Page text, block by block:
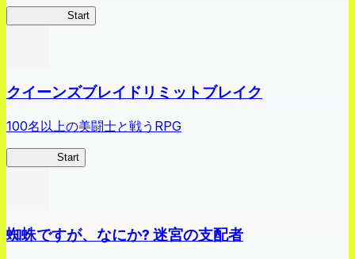
Start
クイーンズブレイドリミットブレイク
100名以上の美闘士と戦うRPG
Start
蜘蛛ですが、なにか? 迷宮の支配者